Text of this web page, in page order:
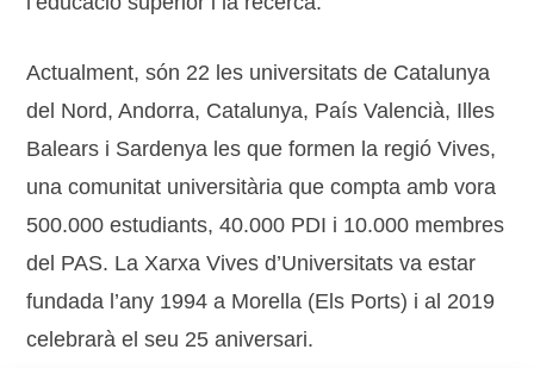
Actualment, són 22 les universitats de Catalunya
del Nord, Andorra, Catalunya, País Valencià, Illes
Balears i Sardenya les que formen la regió Vives,
una comunitat universitària que compta amb vora
500.000 estudiants, 40.000 PDI i 10.000 membres
del PAS. La Xarxa Vives d’Universitats va estar
fundada l’any 1994 a Morella (Els Ports) i al 2019
celebrarà el seu 25 aniversari.